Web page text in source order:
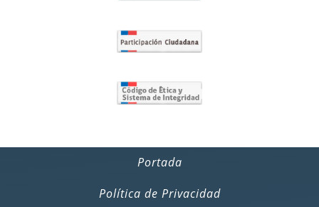
Portada
Política de Privacidad